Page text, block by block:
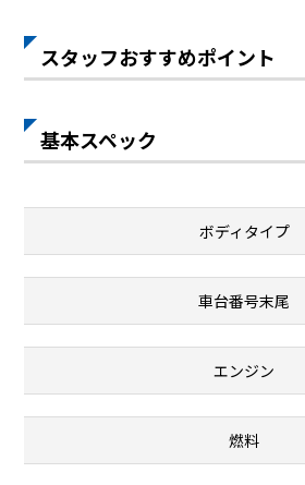
スタッフおすすめポイント
基本スペック
ボディタイプ
車台番号末尾
エンジン
燃料